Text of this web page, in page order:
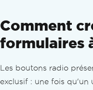
Comment
formulaires
Les boutons radio
exclusif : une fois qu'un